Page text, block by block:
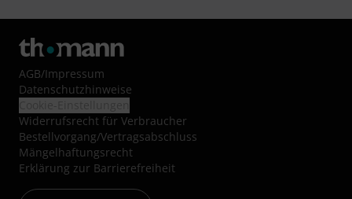
AGB/Impressum
Datenschutzhinweise
Widerrufsrecht für Verbraucher
Bestellvorgang/Vertragsabschluss
Mängelhaftungsrecht
Erklärung zur Barrierefreiheit